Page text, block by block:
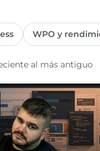
WPO y
al más antiguo